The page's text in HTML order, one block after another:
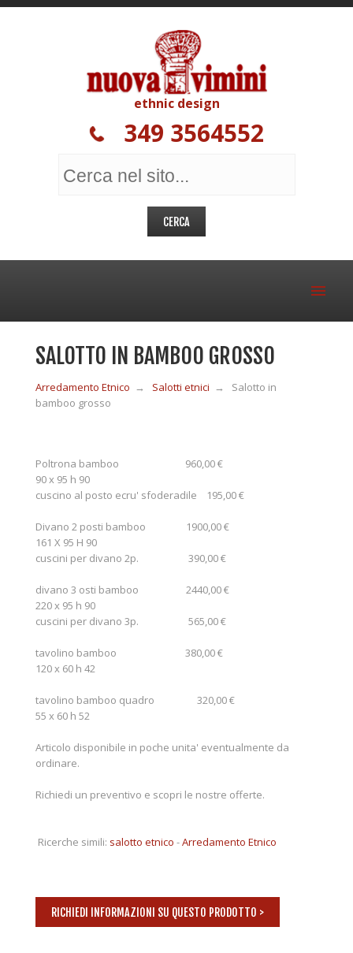
ethnic design
349 3564552
MOBILI IN LEGNO
MOBILI IN RATTAN
MOBILI IN GIUNCO
COMPLEMENTI
CONTATTI
SALOTTO IN BAMBOO GROSSO
Arredamento Etnico → Salotti etnici →
Salotto in
bamboo grosso
Poltrona bamboo 960,00 €
90 x 95 h 90
cuscino al posto ecru' sfoderadile 195,00 €
Divano 2 posti bamboo 1900,00 €
161 X 95 H 90
cuscini per divano 2p. 390,00 €
divano 3 osti bamboo 2440,00 €
220 x 95 h 90
cuscini per divano 3p. 565,00 €
tavolino bamboo 380,00 €
120 x 60 h 42
tavolino bamboo quadro 320,00 €
55 x 60 h 52
Articolo disponibile in poche unita' eventualmente da
ordinare.
Richiedi un preventivo e scopri le nostre offerte.
Ricerche simili: salotto etnico -Arredamento Etnico
RICHIEDI INFORMAZIONI SU QUESTO PRODOTTO >